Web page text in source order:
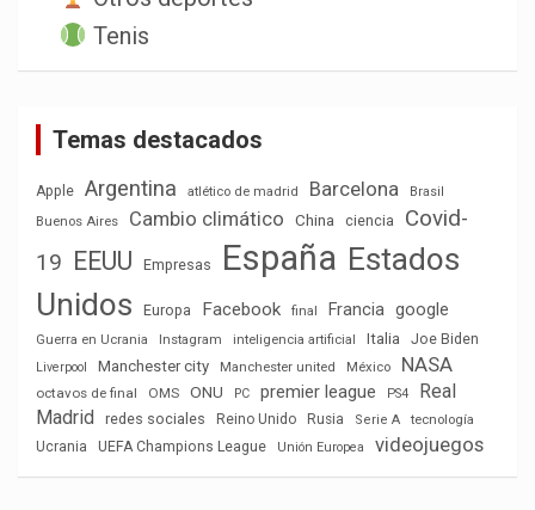
Tenis
Temas destacados
Apple Argentina atlético de madrid Barcelona
Brasil
Buenos Aires
Cambio climático China ciencia
Covid-
19
EEUU Empresas España Estados
Unidos
Europa Facebook final Francia google
Guerra en Ucrania Instagram inteligencia artificial Italia Joe Biden
Liverpool Manchester city Manchester united México NASA
octavos de final OMS ONU PC premier league PS4
Real
Madrid
redes sociales Reino Unido Rusia Serie A
tecnología
Ucrania
UEFA Champions League Unión Europea videojuegos